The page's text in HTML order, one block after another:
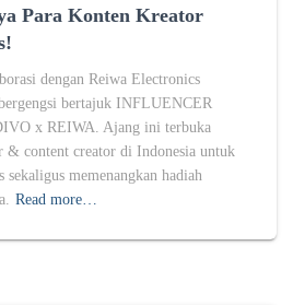
Para Konten Kreator
dengan Reiwa Electronics
bertajuk INFLUENCER
x REIWA. Ajang ini terbuka
& content creator di Indonesia untuk
memenangkan hadiah
Read more…